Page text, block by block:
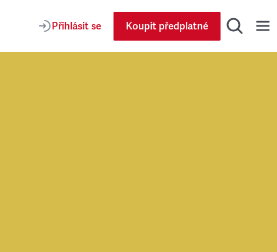
Přihlásit se Koupit předplatné